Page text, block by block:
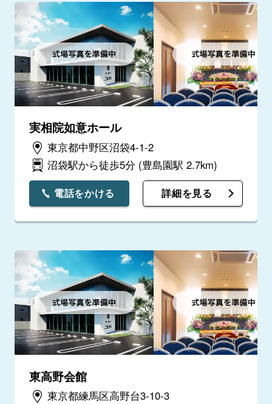
実相院如意ホール
東京都中野区沼袋4-1-2
沼袋駅から徒歩5分 (豊島園駅 2.7km)
電話をかける 詳細を見る
東高野会館
東京都練馬区高野台3-10-3